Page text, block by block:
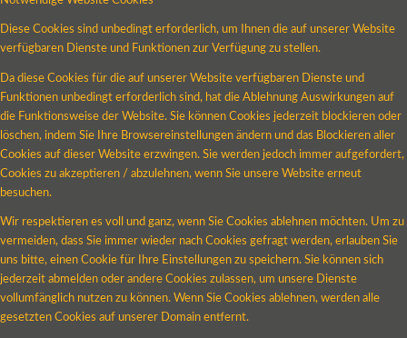
Diese Cookies sind unbedingt erforderlich, um Ihnen die auf unserer Website
verfügbaren Dienste und Funktionen zur Verfügung zu stellen.
Da diese Cookies für die auf unserer Website verfügbaren Dienste und
Funktionen unbedingt erforderlich sind, hat die Ablehnung Auswirkungen auf
die Funktionsweise der Website. Sie können Cookies jederzeit blockieren oder
löschen, indem Sie Ihre Browsereinstellungen ändern und das Blockieren aller
Cookies auf dieser Website erzwingen. Sie werden jedoch immer aufgefordert,
Cookies zu akzeptieren / abzulehnen, wenn Sie unsere Website erneut
besuchen.
Wir respektieren es voll und ganz, wenn Sie Cookies ablehnen möchten. Um zu
vermeiden, dass Sie immer wieder nach Cookies gefragt werden, erlauben Sie
uns bitte, einen Cookie für Ihre Einstellungen zu speichern. Sie können sich
jederzeit abmelden oder andere Cookies zulassen, um unsere Dienste
vollumfänglich nutzen zu können. Wenn Sie Cookies ablehnen, werden alle
gesetzten Cookies auf unserer Domain entfernt.